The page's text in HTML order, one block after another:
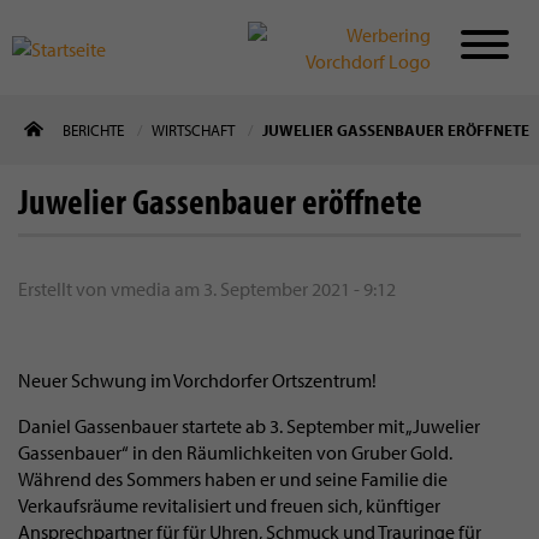
zum
BERICHTE WIRTSCHAFT JUWELIER GASSENBAUER ERÖFFNETE
Juwelier Gassenbauer eröffnete
Erstellt von vmedia am 3. September 2021 - 9:12
Neuer Schwung im Vorchdorfer Ortszentrum!
Daniel Gassenbauer startete ab 3. September mit „Juwelier
Gassenbauer“ in den Räumlichkeiten von Gruber Gold.
Während des Sommers haben er und seine Familie die
Verkaufsräume revitalisiert und freuen sich, künftiger
Ansprechpartner für für Uhren, Schmuck und Trauringe für